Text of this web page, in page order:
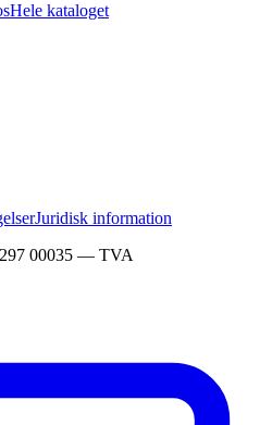
Hele kataloget
Juridisk information
00035 — TVA